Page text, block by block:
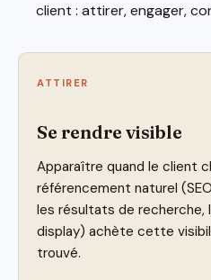
client : attirer, engager,
ATTIRER
Se rendre visible
Apparaître quand le client
référencement naturel
les résultats de recherche,
display) achète cette
trouvé.